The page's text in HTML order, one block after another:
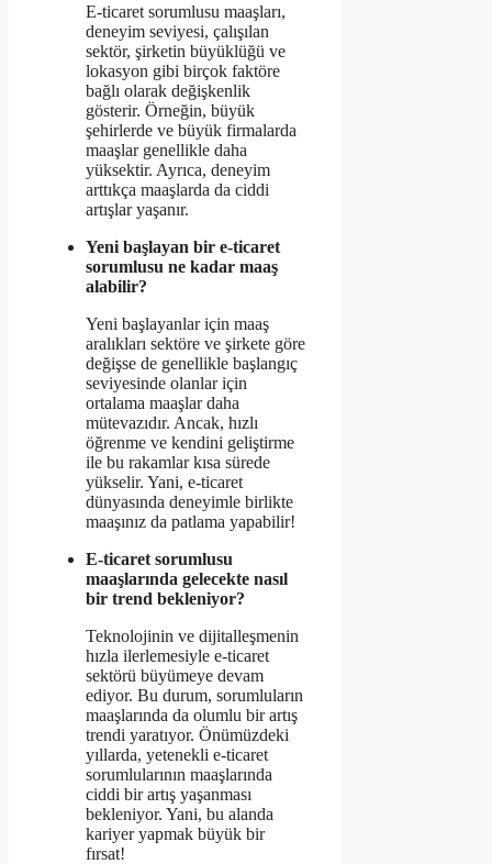
E-ticaret sorumlusu maaşları,
deneyim seviyesi, çalışılan
sektör, şirketin büyüklüğü ve
lokasyon gibi birçok faktöre
bağlı olarak değişkenlik
gösterir. Örneğin, büyük
şehirlerde ve büyük firmalarda
maaşlar genellikle daha
yüksektir. Ayrıca, deneyim
arttıkça maaşlarda da ciddi
artışlar yaşanır.
Yeni başlayan bir e-ticaret
sorumlusu ne kadar maaş
alabilir?
Yeni başlayanlar için maaş
aralıkları sektöre ve şirkete göre
değişse de genellikle başlangıç
seviyesinde olanlar için
ortalama maaşlar daha
mütevazıdır. Ancak, hızlı
öğrenme ve kendini geliştirme
ile bu rakamlar kısa sürede
yükselir. Yani, e-ticaret
dünyasında deneyimle birlikte
maaşınız da patlama yapabilir!
E-ticaret sorumlusu
maaşlarında gelecekte nasıl
bir trend bekleniyor?
Teknolojinin ve dijitalleşmenin
hızla ilerlemesiyle e-ticaret
sektörü büyümeye devam
ediyor. Bu durum, sorumluların
maaşlarında da olumlu bir artış
trendi yaratıyor. Önümüzdeki
yıllarda, yetenekli e-ticaret
sorumlularının maaşlarında
ciddi bir artış yaşanması
bekleniyor. Yani, bu alanda
kariyer yapmak büyük bir
fırsat!